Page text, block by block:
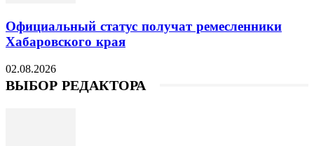
Официальный статус получат ремесленники
Хабаровского края
02.08.2026
ВЫБОР РЕДАКТОРА